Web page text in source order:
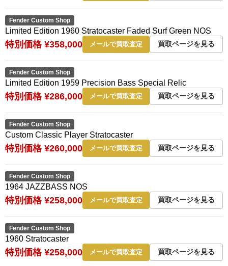
Fender Custom Shop
Limited Edition 1960 Stratocaster Faded Surf Green NOS
特別価格 ¥358,000 メールで買取査定 買取ページを見る
Fender Custom Shop
Limited Edition 1959 Precision Bass Special Relic
特別価格 ¥286,000 メールで買取査定 買取ページを見る
Fender Custom Shop
Custom Classic Player Stratocaster
特別価格 ¥260,000 メールで買取査定 買取ページを見る
Fender Custom Shop
1964 JAZZBASS NOS
特別価格 ¥258,000 メールで買取査定 買取ページを見る
Fender Custom Shop
1960 Stratocaster
特別価格 ¥258,000 メールで買取査定 買取ページを見る